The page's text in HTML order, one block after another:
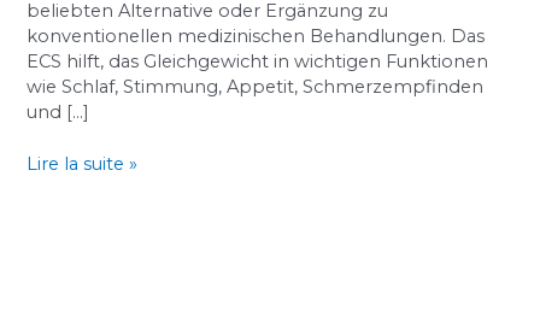
beliebten Alternative oder Ergänzung zu
konventionellen medizinischen Behandlungen. Das
ECS hilft, das Gleichgewicht in wichtigen Funktionen
wie Schlaf, Stimmung, Appetit, Schmerzempfinden
und […]
Lire la suite »